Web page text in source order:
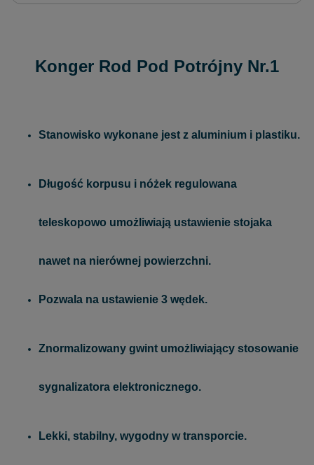
Konger Rod Pod Potrójny Nr.1
Stanowisko wykonane jest z aluminium i plastiku.
Długość korpusu i nóżek regulowana
teleskopowo umożliwiają ustawienie stojaka
nawet na nierównej powierzchni.
Pozwala na ustawienie 3 wędek.
Znormalizowany gwint umożliwiający stosowanie
sygnalizatora elektronicznego.
Lekki, stabilny, wygodny w transporcie.